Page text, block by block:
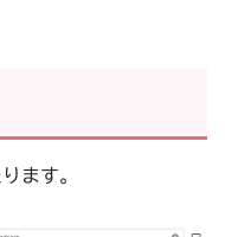
ます。